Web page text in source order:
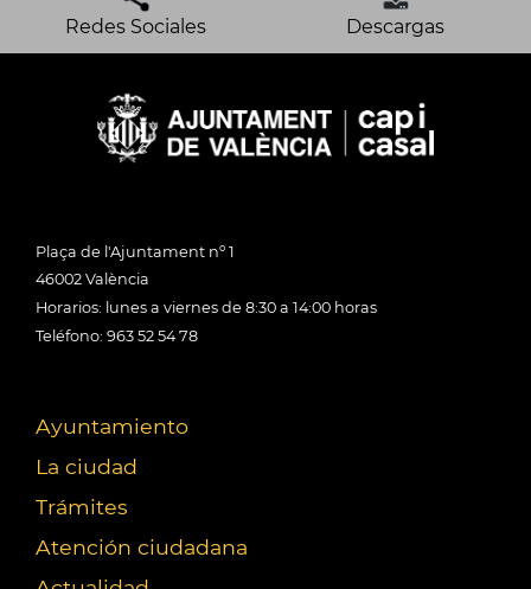
Redes Sociales Descargas
Plaça de l'Ajuntament nº 1
46002 València
Horarios: lunes a viernes de 8:30 a 14:00 horas
Teléfono: 963 52 54 78
Ayuntamiento
La ciudad
Trámites
Atención ciudadana